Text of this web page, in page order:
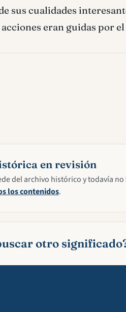
sus cualidades
eran guidas por
en revisión
del archivo histórico y todavía
los contenidos.
otro